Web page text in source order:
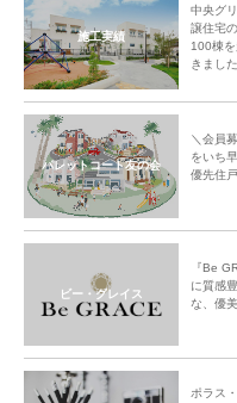
施工実績
中央グ
譲住宅
100棟を
きました
パレットコート友の会
＼会員
をいち
優先住
ビー・グレイス
『Be
に質感
な、優
ポラス